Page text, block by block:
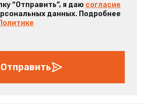
“Отправить”, я даю согласие
данных. Подробнее
Отправить